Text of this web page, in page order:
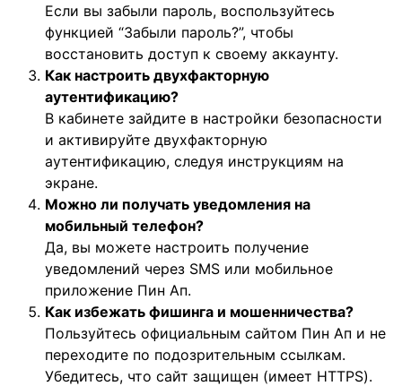
Если вы забыли пароль, воспользуйтесь
функцией “Забыли пароль?”, чтобы
восстановить доступ к своему аккаунту.
Как настроить двухфакторную
аутентификацию?
В кабинете зайдите в настройки безопасности
и активируйте двухфакторную
аутентификацию, следуя инструкциям на
экране.
Можно ли получать уведомления на
мобильный телефон?
Да, вы можете настроить получение
уведомлений через SMS или мобильное
приложение Пин Ап.
Как избежать фишинга и мошенничества?
Пользуйтесь официальным сайтом Пин Ап и не
переходите по подозрительным ссылкам.
Убедитесь, что сайт защищен (имеет HTTPS).